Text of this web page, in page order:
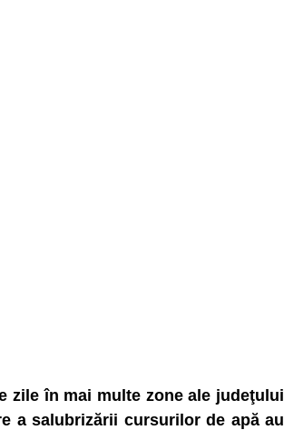
zile în mai multe zone ale judeţului
a salubrizării cursurilor de apă au